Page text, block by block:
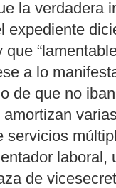
la verdadera
expediente
a lo
de que no
servicios
laboral,
de